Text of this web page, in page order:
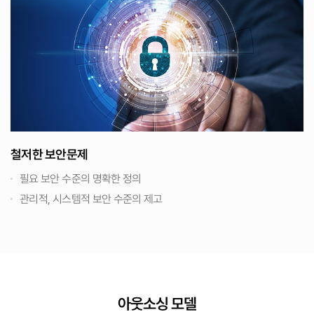
철저한 보안문제
필요 보안 수준의 명확한 정의
관리적, 시스템적 보안 수준의 제고
아웃소싱 모델